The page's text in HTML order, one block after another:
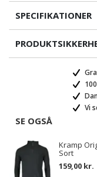
SPECIFIKATIONER
Vi
SE OGSÅ
Kramp
Sort
159,00 kr.